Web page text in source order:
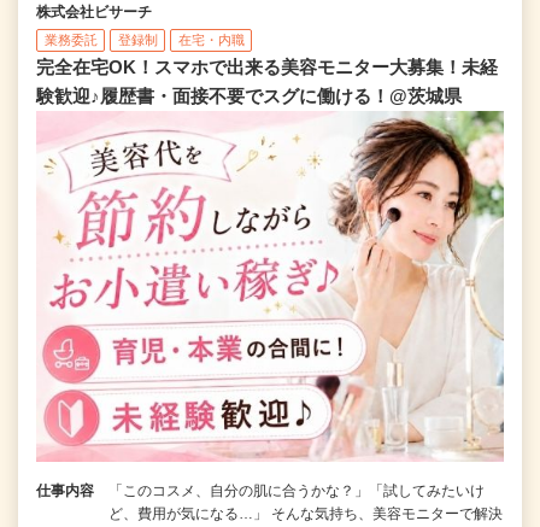
株式会社ビサーチ
業務委託 登録制 在宅・内職
完全在宅OK！スマホで出来る美容モニター大募集！未経
験歓迎♪履歴書・面接不要でスグに働ける！@茨城県
仕事内容
「このコスメ、自分の肌に合うかな？」「試してみたいけ
ど、費用が気になる…」 そんな気持ち、美容モニターで解決